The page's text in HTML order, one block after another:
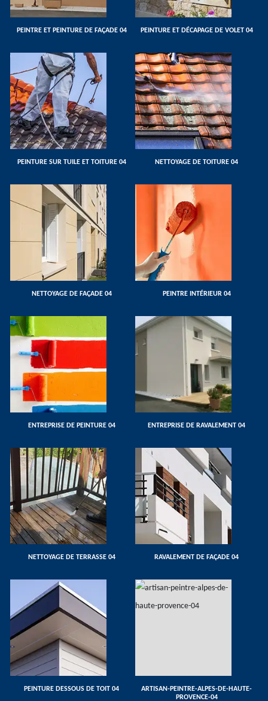
PEINTRE ET PEINTURE DE FAÇADE 04 PEINTURE ET DÉCAPAGE DE VOLET 04
PEINTURE SUR TUILE ET TOITURE 04 NETTOYAGE DE TOITURE 04
NETTOYAGE DE FAÇADE 04 PEINTRE INTÉRIEUR 04
ENTREPRISE DE PEINTURE 04 ENTREPRISE DE RAVALEMENT 04
NETTOYAGE DE TERRASSE 04 RAVALEMENT DE FAÇADE 04
PEINTURE DESSOUS DE TOIT 04
ARTISAN-PEINTRE-ALPES-DE-HAUTE-
PROVENCE-04